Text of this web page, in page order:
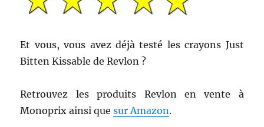
Et vous, vous avez déjà testé les crayons Just
Bitten Kissable de Revlon ?
Retrouvez les produits Revlon en vente à
Monoprix ainsi quesur Amazon.